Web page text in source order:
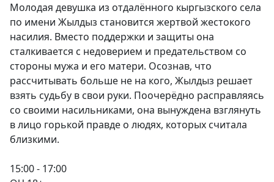
Молодая девушка из отдалённого кыргызского села
по имени Жылдыз становится жертвой жестокого
насилия. Вместо поддержки и защиты она
сталкивается с недоверием и предательством со
стороны мужа и его матери. Осознав, что
рассчитывать больше не на кого, Жылдыз решает
взять судьбу в свои руки. Поочерёдно расправляясь
со своими насильниками, она вынуждена взглянуть
в лицо горькой правде о людях, которых считала
близкими.
15:00 - 17:00